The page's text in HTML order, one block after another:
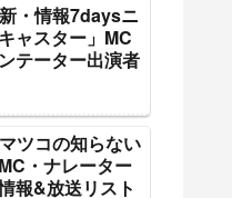
・情報7daysニ
ャスター」MC
テーター出演者
ツコの知らない
・ナレーター
報&放送リスト